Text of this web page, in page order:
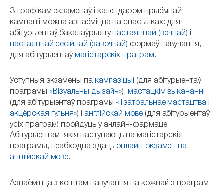
З графікам экзаменаў і календаром прыёмнай
кампаніі можна азнаёміцца па спасылках: для
абітурыентаў бакалаўрыятупастаяннай (вочнай) і
пастаяннай сесійнай (завочнай) формаў навучання,
для абітурыентаў магістарскіх праграм.
Уступныя экзамены па кампазіцыі (для абітурыентаў
праграмы «Візуальны дызайн»), мастацкім выкананні
(для абітурыентаў праграмы «Тэатральнае мастацтва і
акцёрская гульня») і англійскай мове (для абітурыентаў
усіх праграм) пройдуць у анлайн-фармаце.
Абітурыентам, якія паступаюць на магістарскія
праграмы, неабходна здаць онлайн-экзамен па
англійскай мове.
Азнаёміцца з коштам навучання на кожнай з праграм